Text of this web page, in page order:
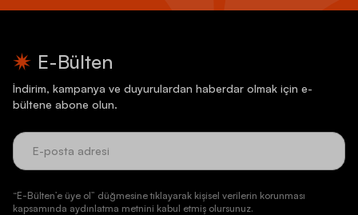
E-Bülten
İndirim, kampanya ve duyurulardan haberdar olmak için e-
bültene abone olun.
“E-Bülten’e üye ol” düğmesine tıklayarak kişisel verilerin korunması
kapsamında aydınlatma metnini kabul etmiş olursunuz.